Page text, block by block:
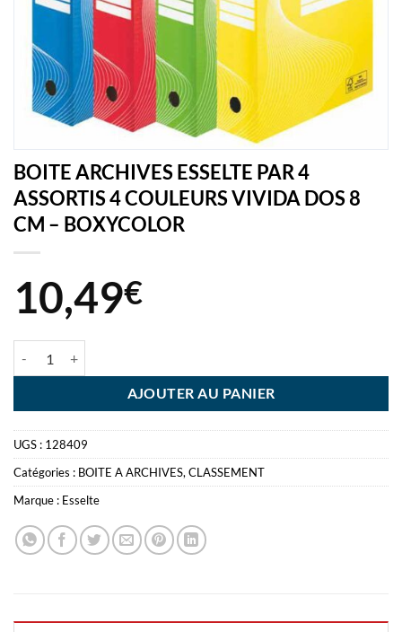
BOITE ARCHIVES ESSELTE PAR 4
ASSORTIS 4 COULEURS VIVIDA DOS 8
CM – BOXYCOLOR
10,49€
AJOUTER AU PANIER
UGS : 128409
Catégories : BOITE A ARCHIVES, CLASSEMENT
Marque : Esselte